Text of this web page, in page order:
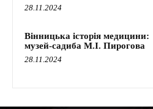
28.11.2024
Вінницька історія медицини:
музей-садиба М.І. Пирогова
28.11.2024